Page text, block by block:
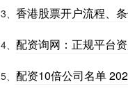
3、 香港股票开户流程、
4、 配资询网：正规平台
5、 配资10倍公司名单